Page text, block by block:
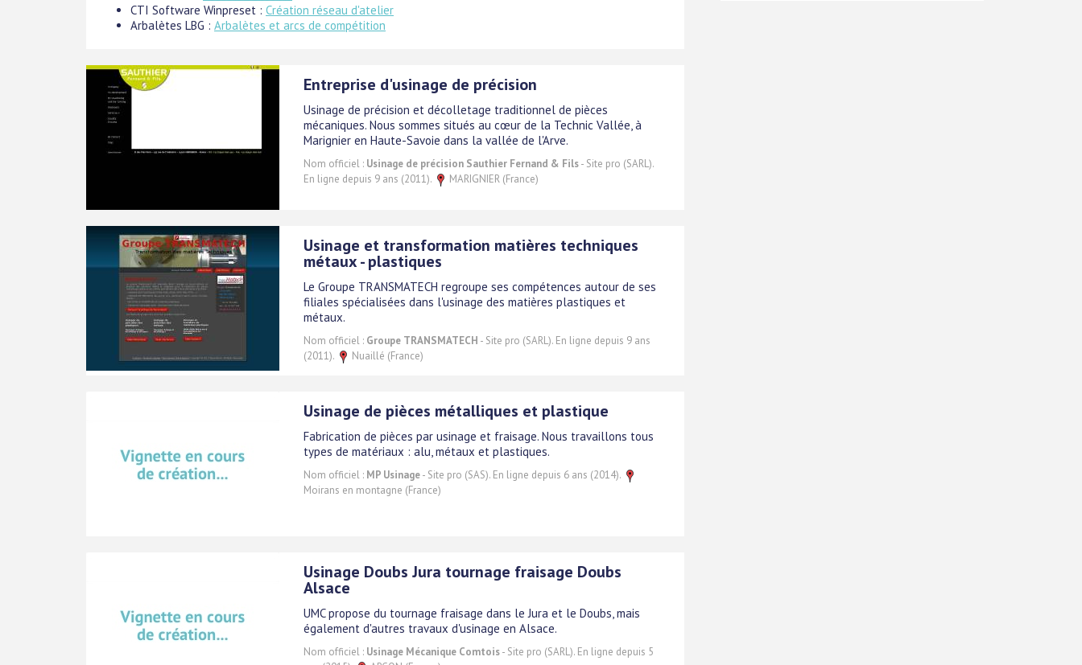
CTI Software Winpreset : Création réseau d'atelier
Arbalètes LBG : Arbalètes et arcs de compétition
Entreprise d'usinage de précision
Usinage de précision et décolletage traditionnel de pièces
mécaniques. Nous sommes situés au cœur de la Technic Vallée, à
Marignier en Haute-Savoie dans la vallée de l'Arve.
Nom officiel : Usinage de précision Sauthier Fernand & Fils- Site pro (SARL).
En ligne depuis 9 ans (2011).
MARIGNIER (France)
Usinage et transformation matières techniques
métaux - plastiques
Le Groupe TRANSMATECH regroupe ses compétences autour de ses
filiales spécialisées dans l'usinage des matières plastiques et
métaux.
Nom officiel : Groupe TRANSMATECH - Site pro (SARL). En ligne depuis 9 ans
(2011).
Nuaillé (France)
Usinage de pièces métalliques et plastique
Fabrication de pièces par usinage et fraisage. Nous travaillons tous
types de matériaux : alu, métaux et plastiques.
Nom officiel : MP Usinage- Site pro (SAS). En ligne depuis 6 ans (2014).
Moirans en montagne (France)
Usinage Doubs Jura tournage fraisage Doubs
Alsace
UMC propose du tournage fraisage dans le Jura et le Doubs, mais
également d'autres travaux d'usinage en Alsace.
Nom officiel : Usinage Mécanique Comtois- Site pro (SARL). En ligne depuis 5